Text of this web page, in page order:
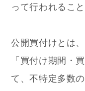
って行われるこ
公開買付けとは
「買付け期間・
て、不特定多数